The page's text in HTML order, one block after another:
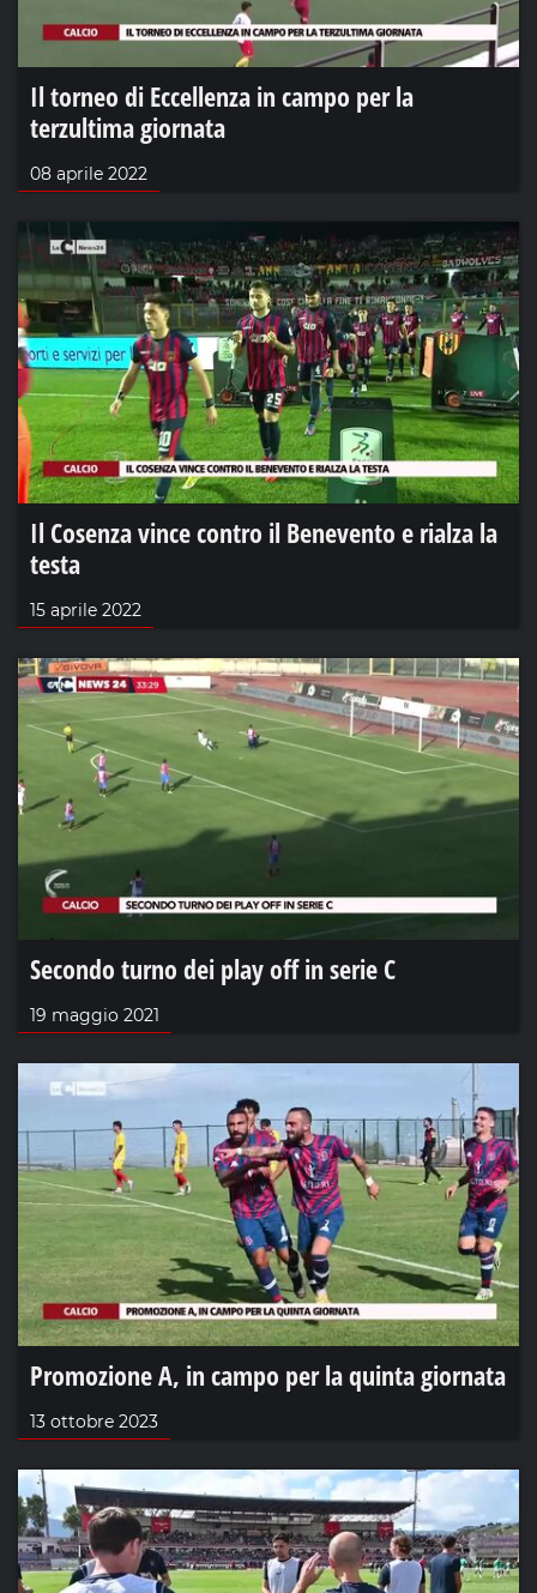
Il torneo di Eccellenza in campo per la
terzultima giornata
08 aprile 2022
Il Cosenza vince contro il Benevento e rialza la
testa
15 aprile 2022
Secondo turno dei play off in serie C
19 maggio 2021
Promozione A, in campo per la quinta giornata
13 ottobre 2023